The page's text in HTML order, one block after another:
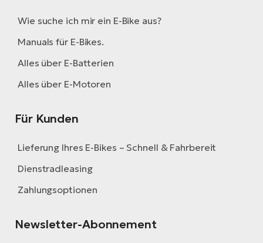
Wie suche ich mir ein E-Bike aus?
Manuals für E-Bikes.
Alles über E-Batterien
Alles über E-Motoren
Für Kunden
Lieferung Ihres E-Bikes – Schnell & Fahrbereit
Dienstradleasing
Zahlungsoptionen
Newsletter-Abonnement